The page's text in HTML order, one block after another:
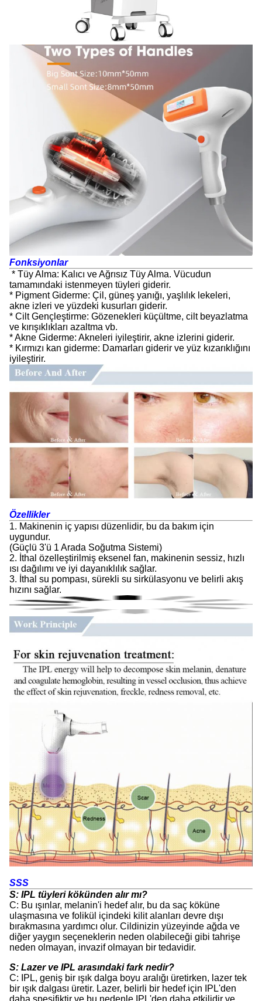
Fonksiyonlar
* Tüy Alma: Kalıcı ve Ağrısız Tüy Alma. Vücudun
tamamındaki istenmeyen tüyleri giderir.
* Pigment Giderme: Çil, güneş yanığı, yaşlılık lekeleri,
akne izleri ve yüzdeki kusurları giderir.
* Cilt Gençleştirme: Gözenekleri küçültme, cilt beyazlatma
ve kırışıklıkları azaltma vb.
* Akne Giderme: Akneleri iyileştirir, akne izlerini giderir.
* Kırmızı kan giderme: Damarları giderir ve yüz kızarıklığını
iyileştirir.
Özellikler
1. Makinenin iç yapısı düzenlidir, bu da bakım için
uygundur.
(Güçlü 3'ü 1 Arada Soğutma Sistemi)
2. İthal özelleştirilmiş eksenel fan, makinenin sessiz, hızlı
ısı dağılımı ve iyi dayanıklılık sağlar.
3. İthal su pompası, sürekli su sirkülasyonu ve belirli akış
hızını sağlar.
SSS
S: IPL tüyleri kökünden alır mı?
C: Bu ışınlar, melanin'i hedef alır, bu da saç köküne
ulaşmasına ve folikül içindeki kilit alanları devre dışı
bırakmasına yardımcı olur. Cildinizin yüzeyinde ağda ve
diğer yaygın seçeneklerin neden olabileceği gibi tahrişe
neden olmayan, invazif olmayan bir tedavidir.
S: Lazer ve IPL arasındaki fark nedir?
C: IPL, geniş bir ışık dalga boyu aralığı üretirken, lazer tek
bir ışık dalgası üretir. Lazer, belirli bir hedef için IPL'den
daha spesifiktir ve bu nedenle IPL'den daha etkilidir ve